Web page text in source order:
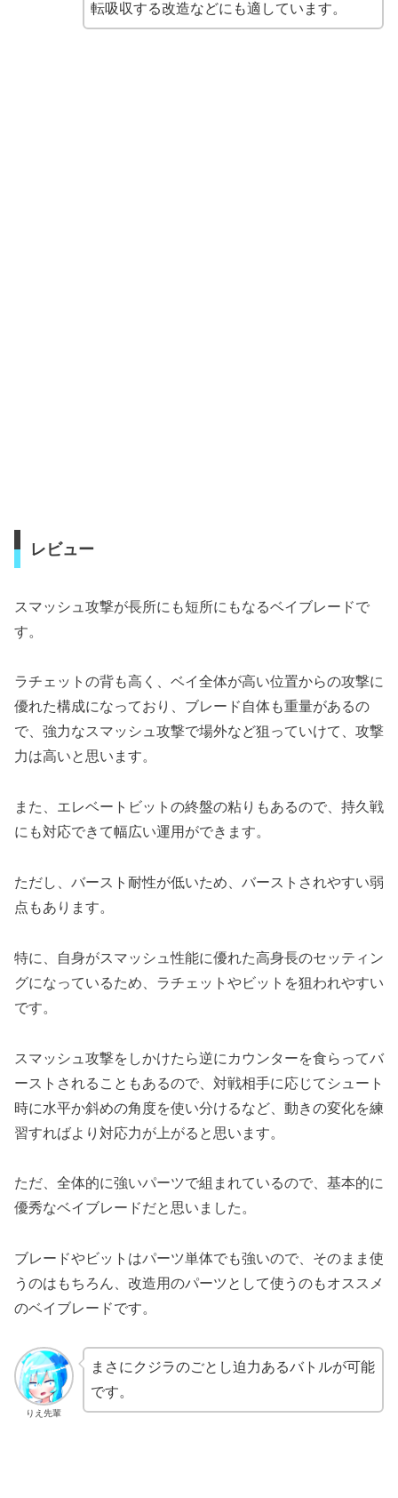
転吸収する改造などにも適しています。
レビュー
スマッシュ攻撃が長所にも短所にもなるベイブレードで
す。
ラチェットの背も高く、ベイ全体が高い位置からの攻撃に
優れた構成になっており、ブレード自体も重量があるの
で、強力なスマッシュ攻撃で場外など狙っていけて、攻撃
力は高いと思います。
また、エレベートビットの終盤の粘りもあるので、持久戦
にも対応できて幅広い運用ができます。
ただし、バースト耐性が低いため、バーストされやすい弱
点もあります。
特に、自身がスマッシュ性能に優れた高身長のセッティン
グになっているため、ラチェットやビットを狙われやすい
です。
スマッシュ攻撃をしかけたら逆にカウンターを食らってバ
ーストされることもあるので、対戦相手に応じてシュート
時に水平か斜めの角度を使い分けるなど、動きの変化を練
習すればより対応力が上がると思います。
ただ、全体的に強いパーツで組まれているので、基本的に
優秀なベイブレードだと思いました。
ブレードやビットはパーツ単体でも強いので、そのまま使
うのはもちろん、改造用のパーツとして使うのもオススメ
のベイブレードです。
りえ先輩
まさにクジラのごとし迫力あるバトルが可能
です。